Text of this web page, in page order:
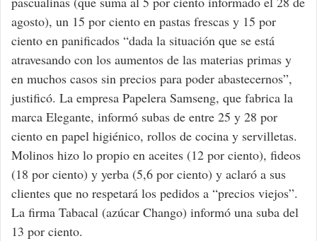
agosto), un 15 por ciento en pastas frescas y 15 por
ciento en panificados “dada la situación que se está
atravesando con los aumentos de las materias primas y
en muchos casos sin precios para poder abastecernos”,
justificó. La empresa Papelera Samseng, que fabrica la
marca Elegante, informó subas de entre 25 y 28 por
ciento en papel higiénico, rollos de cocina y servilletas.
Molinos hizo lo propio en aceites (12 por ciento), fideos
(18 por ciento) y yerba (5,6 por ciento) y aclaró a sus
clientes que no respetará los pedidos a “precios viejos”.
La firma Tabacal (azúcar Chango) informó una suba del
13 por ciento.